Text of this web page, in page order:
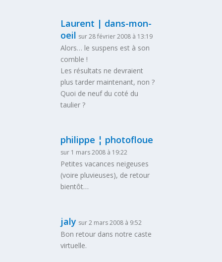
Laurent | dans-mon-
oeil sur 28 février 2008 à 13:19
Alors… le suspens est à son
comble !
Les résultats ne devraient
plus tarder maintenant, non ?
Quoi de neuf du coté du
taulier ?
philippe ¦ photofloue
sur 1 mars 2008 à 19:22
Petites vacances neigeuses
(voire pluvieuses), de retour
bientôt…
jaly sur 2 mars 2008 à 9:52
Bon retour dans notre caste
virtuelle.